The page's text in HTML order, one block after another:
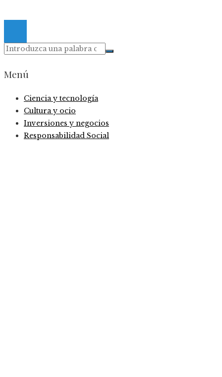
Menú
Ciencia y tecnología
Cultura y ocio
Inversiones y negocios
Responsabilidad Social